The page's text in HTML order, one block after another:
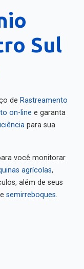
Sul
de Rastreamento
on-line e garanta
para sua
você monitorar
agrícolas,
além de seus
e semirreboques.